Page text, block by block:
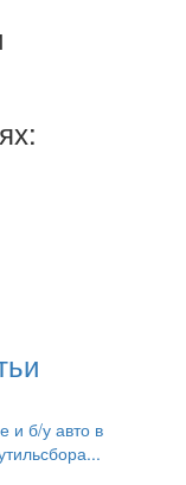
и б/у авто в